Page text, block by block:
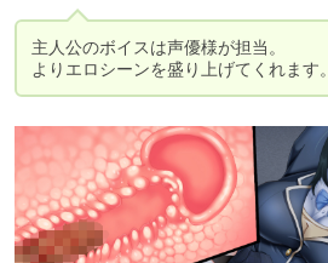
主人公のボイスは声優様が担当。
よりエロシーンを盛り上げてくれます。